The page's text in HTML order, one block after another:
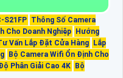
S21FP Thông Số Camera
Cho Doanh Nghiệp
Hướng
Vấn Lắp Đặt Cửa Hàng
Lắp
Bộ Camera Wifi Ổn Định Cho
Phân Giải Cao 4K
Bộ